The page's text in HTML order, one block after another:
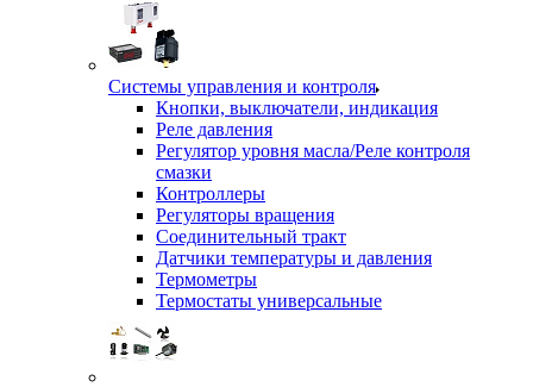
Системы управления и контроля
Кнопки, выключатели, индикация
Реле давления
Регулятор уровня масла/Реле контроля
смазки
Контроллеры
Регуляторы вращения
Соединительный тракт
Датчики температуры и давления
Термометры
Термостаты универсальные